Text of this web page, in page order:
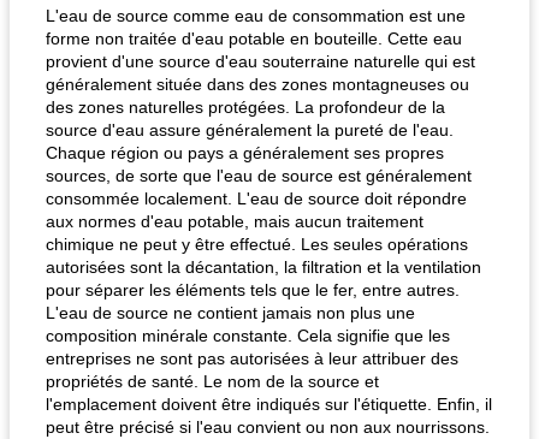
L'eau de source comme eau de consommation est une
forme non traitée d'eau potable en bouteille. Cette eau
provient d'une source d'eau souterraine naturelle qui est
généralement située dans des zones montagneuses ou
des zones naturelles protégées. La profondeur de la
source d'eau assure généralement la pureté de l'eau.
Chaque région ou pays a généralement ses propres
sources, de sorte que l'eau de source est généralement
consommée localement. L'eau de source doit répondre
aux normes d'eau potable, mais aucun traitement
chimique ne peut y être effectué. Les seules opérations
autorisées sont la décantation, la filtration et la ventilation
pour séparer les éléments tels que le fer, entre autres.
L'eau de source ne contient jamais non plus une
composition minérale constante. Cela signifie que les
entreprises ne sont pas autorisées à leur attribuer des
propriétés de santé. Le nom de la source et
l'emplacement doivent être indiqués sur l'étiquette. Enfin, il
peut être précisé si l'eau convient ou non aux nourrissons.